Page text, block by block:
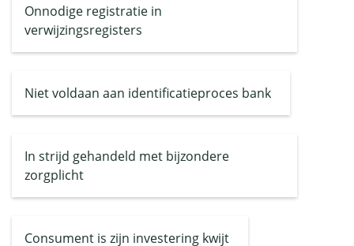
Onnodige registratie in
verwijzingsregisters
Niet voldaan aan identificatieproces bank
In strijd gehandeld met bijzondere
zorgplicht
Consument is zijn investering kwijt